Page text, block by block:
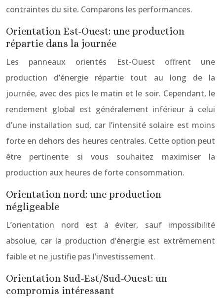
contraintes du site. Comparons les performances.
Orientation Est-Ouest: une production
répartie dans la journée
Les panneaux orientés Est-Ouest offrent une
production d’énergie répartie tout au long de la
journée, avec des pics le matin et le soir. Cependant, le
rendement global est généralement inférieur à celui
d’une installation sud, car l’intensité solaire est moins
forte en dehors des heures centrales. Cette option peut
être pertinente si vous souhaitez maximiser la
production aux heures de forte consommation.
Orientation nord: une production
négligeable
L’orientation nord est à éviter, sauf impossibilité
absolue, car la production d’énergie est extrêmement
faible et ne justifie pas l’investissement.
Orientation Sud-Est/Sud-Ouest: un
compromis intéressant